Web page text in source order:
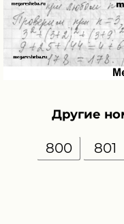
Другие
800 801